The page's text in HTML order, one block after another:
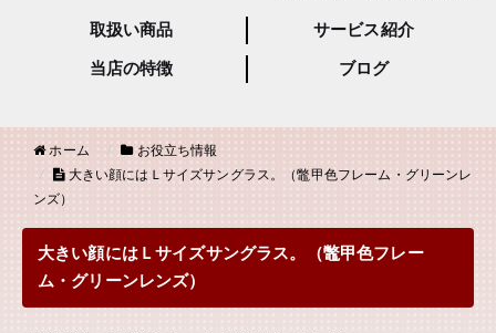
取扱い商品 サービス紹介
当店の特徴 ブログ
ホーム
お役立ち情報
大きい顔にはＬサイズサングラス。（鼈甲色フレーム・グリーンレ
ンズ）
大きい顔にはＬサイズサングラス。（鼈甲色フレー
ム・グリーンレンズ）